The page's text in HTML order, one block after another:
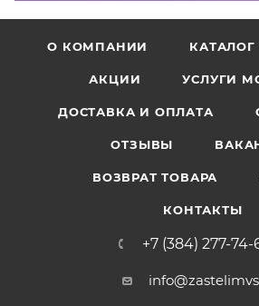
О КОМПАНИИ КАТАЛОГ
АКЦИИ УСЛУГИ
ДОСТАВКА И ОПЛАТА
ОТЗЫВЫ
ВОЗВРАТ ТОВАРА
КОНТАКТЫ
+7 (384) 277-74-